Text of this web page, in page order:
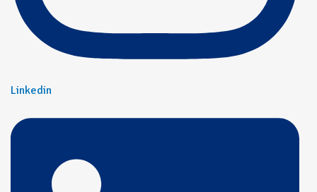
Linkedin